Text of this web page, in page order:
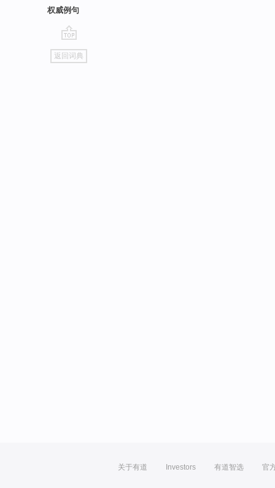
权威例句
go
top
返回词典
关于有道 Investors 有道智选 官